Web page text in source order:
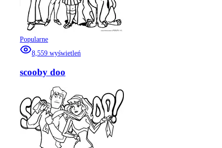
Popularne
8,559 wyświetleń
scooby doo